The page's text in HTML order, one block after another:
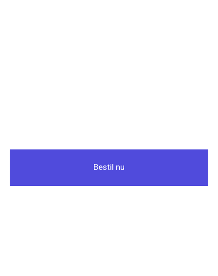
Bestil nu